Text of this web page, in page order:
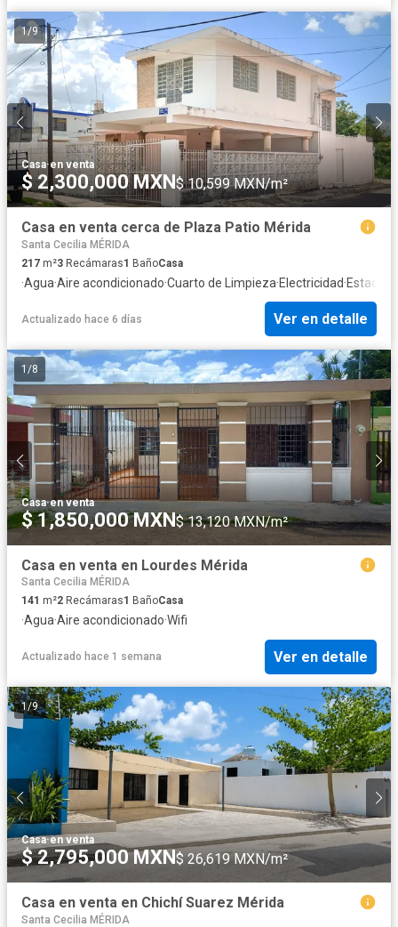
1/9
Casa·en venta
$ 2,300,000 MXN$ 10,599 MXN/m²
Casa en venta cerca de Plaza Patio Mérida
Santa Cecilia MÉRIDA
217 m²3 Recámaras1 BañoCasa
·Agua·Aire acondicionado·Cuarto de Limpieza·Electricidad·
Actualizado hace 6 días Ver en detalle
1 /8
Casa·en venta
$ 1,850,000 MXN$ 13,120 MXN/m²
Casa en venta en Lourdes Mérida
Santa Cecilia MÉRIDA
141 m²2 Recámaras1 BañoCasa
·Agua·Aire acondicionado·Wifi
Actualizado hace 1 semana Ver en detalle
1/9
Casa·en venta
$ 2,795,000 MXN$ 26,619 MXN/m²
Casa en venta en Chichí Suarez Mérida
Santa Cecilia MÉRIDA